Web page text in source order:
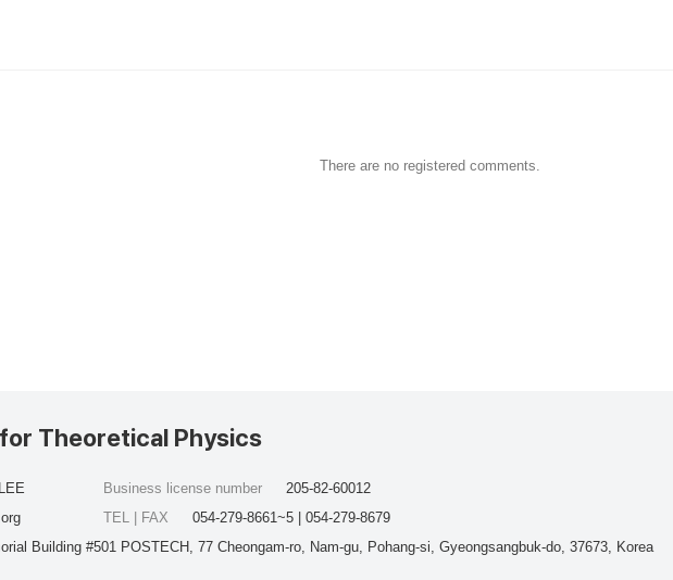
There are no registered comments.
Theoretical Physics
Building #501 POSTECH, 77 Cheongam-ro, Nam-gu, Pohang-si, Gyeongsangbuk-do, 37673, Korea
Business license number
205-82-60012
TEL | FAX
054-279-8661~5 | 054-279-8679